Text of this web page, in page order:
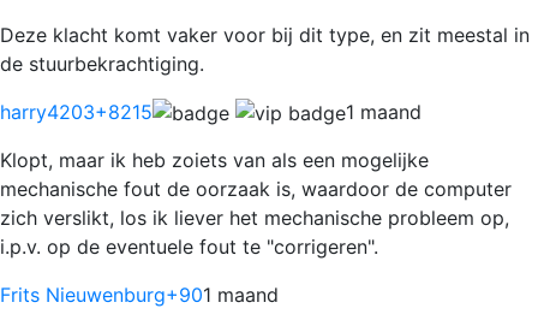
Deze klacht komt vaker voor bij dit type, en zit meestal in
de stuurbekrachtiging.
harry4203+8215
1 maand
Klopt, maar ik heb zoiets van als een mogelijke
mechanische fout de oorzaak is, waardoor de computer
zich verslikt, los ik liever het mechanische probleem op,
i.p.v. op de eventuele fout te "corrigeren".
Frits Nieuwenburg+901 maand